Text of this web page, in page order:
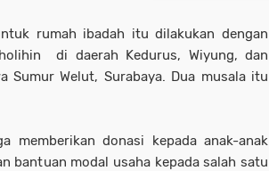
rumah ibadah itu dilakukan dengan
di daerah Kedurus, Wiyung, dan
Sumur Welut, Surabaya. Dua musala itu
memberikan donasi kepada anak-anak
bantuan modal usaha kepada salah satu